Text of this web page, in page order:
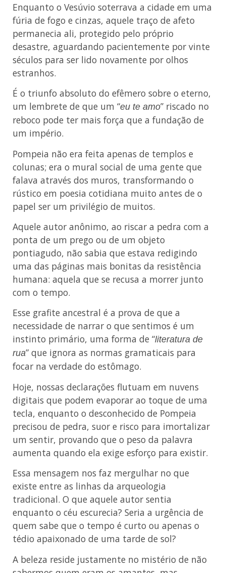
Enquanto o Vesúvio soterrava a cidade em uma
fúria de fogo e cinzas, aquele traço de afeto
permanecia ali, protegido pelo próprio
desastre, aguardando pacientemente por vinte
séculos para ser lido novamente por olhos
estranhos.
É o triunfo absoluto do efêmero sobre o eterno,
um lembrete de que um “eu te amo” riscado no
reboco pode ter mais força que a fundação de
um império.
Pompeia não era feita apenas de templos e
colunas; era o mural social de uma gente que
falava através dos muros, transformando o
rústico em poesia cotidiana muito antes de o
papel ser um privilégio de muitos.
Aquele autor anônimo, ao riscar a pedra com a
ponta de um prego ou de um objeto
pontiagudo, não sabia que estava redigindo
uma das páginas mais bonitas da resistência
humana: aquela que se recusa a morrer junto
com o tempo.
Esse grafite ancestral é a prova de que a
necessidade de narrar o que sentimos é um
instinto primário, uma forma de “literatura de
rua” que ignora as normas gramaticais para
focar na verdade do estômago.
Hoje, nossas declarações flutuam em nuvens
digitais que podem evaporar ao toque de uma
tecla, enquanto o desconhecido de Pompeia
precisou de pedra, suor e risco para imortalizar
um sentir, provando que o peso da palavra
aumenta quando ela exige esforço para existir.
Essa mensagem nos faz mergulhar no que
existe entre as linhas da arqueologia
tradicional. O que aquele autor sentia
enquanto o céu escurecia? Seria a urgência de
quem sabe que o tempo é curto ou apenas o
tédio apaixonado de uma tarde de sol?
A beleza reside justamente no mistério de não